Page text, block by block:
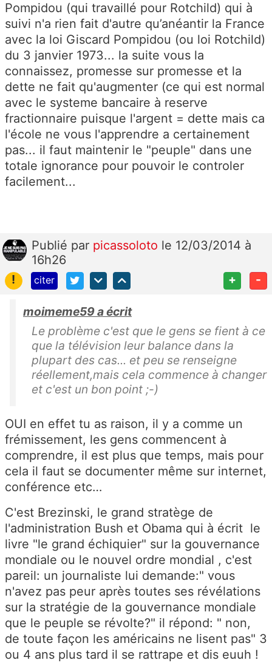
Pompidou (qui travaillé pour Rotchild) qui à
suivi n'a rien fait d'autre qu’anéantir la France
avec la loi Giscard Pompidou (ou loi Rotchild)
du 3 janvier 1973... la suite vous la
connaissez, promesse sur promesse et la
dette ne fait qu'augmenter (ce qui est normal
avec le systeme bancaire à reserve
fractionnaire puisque l'argent = dette mais ca
l'école ne vous l'apprendre a certainement
pas... il faut maintenir le "peuple" dans une
totale ignorance pour pouvoir le controler
facilement...
Publié par picassoloto le 12/03/2014 à
16h26
!
citer + -
moimeme59 a écrit
Le problème c'est que le gens se fient à ce
que la télévision leur balance dans la
plupart des cas... et peu se renseigne
réellement,mais cela commence à changer
et c'est un bon point ;-)
OUI en effet tu as raison, il y a comme un
frémissement, les gens commencent à
comprendre, il est plus que temps, mais pour
cela il faut se documenter même sur internet,
conférence etc…
C'est Brezinski, le grand stratège de
l'administration Bush et Obama qui à écrit le
livre "le grand échiquier" sur la gouvernance
mondiale ou le nouvel ordre mondial , c'est
pareil: un journaliste lui demande:" vous
n'avez pas peur après toutes ses révélations
sur la stratégie de la gouvernance mondiale
que le peuple se révolte?" il répond: " non,
de toute façon les américains ne lisent pas" 3
ou 4 ans plus tard il se rattrape et dis euuh !